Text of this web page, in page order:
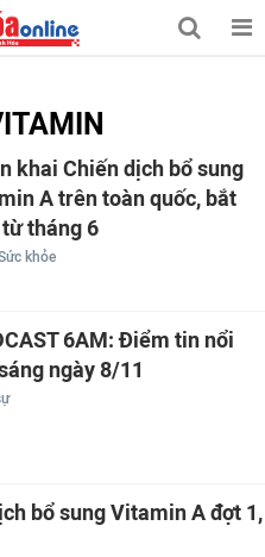
khai Chiến dịch bổ sung
A trên toàn quốc, bắt
tháng 6
khỏe
6AM: Điểm tin nổi
ngày 8/11
bổ sung Vitamin A đợt 1,